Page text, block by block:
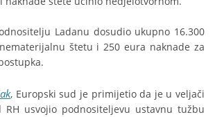
Ladanu dosudio ukupno 16.300
štetu i 250 eura naknade za
, Europski sud je primijetio da je u veljači
RH usvojio podnositeljevu ustavnu tužbu